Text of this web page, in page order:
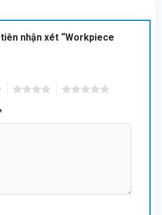
nhận xét “Workpiece